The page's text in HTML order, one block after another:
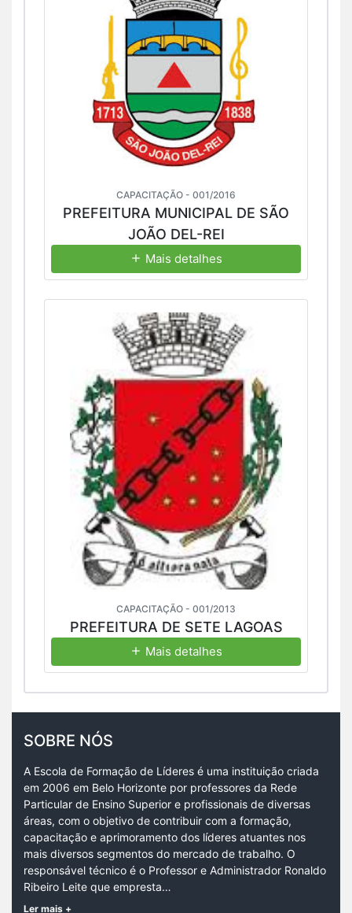
CAPACITAÇÃO - 001/2016
PREFEITURA MUNICIPAL DE SÃO
JOÃO DEL-REI
Mais detalhes
CAPACITAÇÃO - 001/2013
PREFEITURA DE SETE LAGOAS
Mais detalhes
SOBRE NÓS
A Escola de Formação de Líderes é uma instituição criada
em 2006 em Belo Horizonte por professores da Rede
Particular de Ensino Superior e profissionais de diversas
áreas, com o objetivo de contribuir com a formação,
capacitação e aprimoramento dos líderes atuantes nos
mais diversos segmentos do mercado de trabalho. O
responsável técnico é o Professor e Administrador Ronaldo
Ribeiro Leite que empresta…
Ler mais +